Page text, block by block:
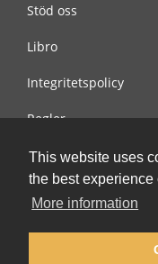
This website uses
the best experience
More information
Stöd oss
Libro
Integritetspolicy
Regler
Kontakta oss